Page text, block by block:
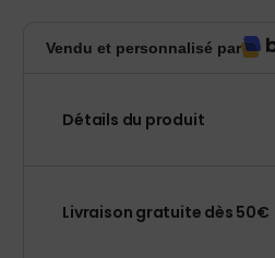
Vendu et personnalisé par
Détails du produit
Livraison gratuite dès 50€